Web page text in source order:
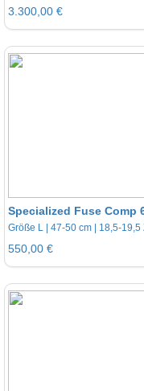
3.300,00 €
Größe L | 47-50 cm | 18,5-19,5
550,00 €